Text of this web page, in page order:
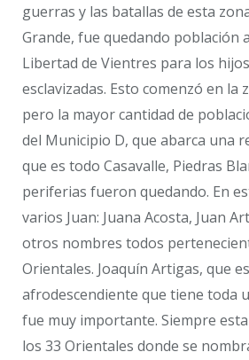
guerras y las batallas de esta
Grande, fue quedando población
Libertad de Vientres para los
esclavizadas. Esto comenzó en la
pero la mayor cantidad de
del Municipio D, que abarca una
que es todo Casavalle, Piedras
periferias fueron quedando. En
varios Juan: Juana Acosta, Juan
otros nombres todos
Orientales. Joaquín Artigas, que
afrodescendiente que tiene toda
fue muy importante. Siempre
los 33 Orientales donde se